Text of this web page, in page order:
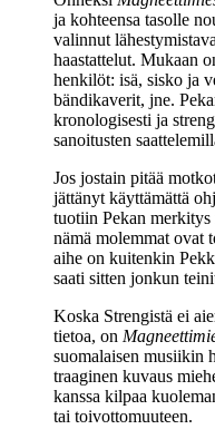
ja kohteensa tasolle
valinnut
haastattelut. Mukaan
henkilöt: isä, sisko ja
bändikaverit, jne.
kronologisesti ja
sanoitusten
Jos jostain pitää
jättänyt käyttämättä
tuotiin Pekan
nämä molemmat ovat
aihe on kuitenkin
saati sitten jonkun
Koska Strengistä ei
tietoa, on
suomalaisen musiikin
traaginen kuvaus
kanssa kilpaa
tai toivottomuuteen.